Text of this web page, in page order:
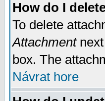
How do I
To delete
Attachmentnext
box. The
Návrat hore